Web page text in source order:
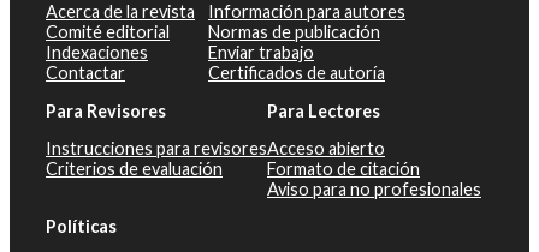
Acerca de la revista
Comité editorial
Indexaciones
Contactar
Información para autores
Normas de publicación
Enviar trabajo
Certificados de autoría
Para Revisores
Instrucciones para revisores
Criterios de evaluación
Para Lectores
Acceso abierto
Formato de citación
Aviso para no profesionales
Políticas